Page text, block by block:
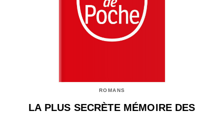
ROMANS
LA PLUS SECRÈTE MÉMOIRE DES